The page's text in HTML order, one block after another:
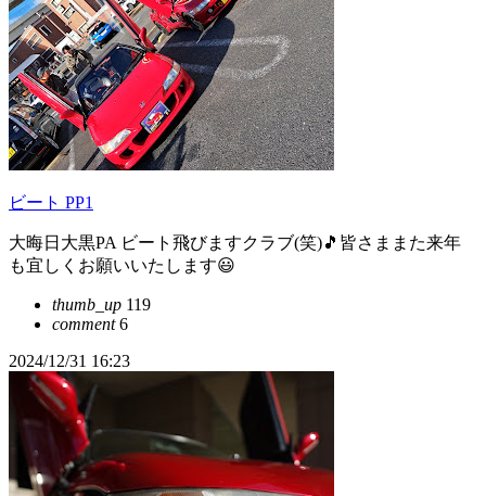
ビート PP1
大晦日大黒PA ビート飛びますクラブ(笑)🎵皆さままた来年
も宜しくお願いいたします😃
thumb_up 119
comment6
2024/12/31 16:23